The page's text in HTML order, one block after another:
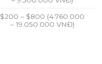
$200 – $800 (4.760.000
– 19.050.000 VNĐ)